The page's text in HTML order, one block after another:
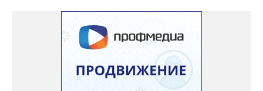
однажды реанимация не смогла добраться до больного.
Жители писали в администрацию города и другие инстанции,
пытались ремонтировать дорогу своими силами – всё тщетно»,
– рассказали в ОНФ. Общественники подчеркнули: именно
они добились, чтобы участок разровняли и отсыпали. Для
этого потребовалось обратиться в мэрию Златоуста.